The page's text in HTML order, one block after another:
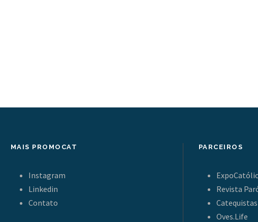
MAIS PROMOCAT
Instagram
Linkedin
Contato
PARCEIROS
Revista
Oves.Life